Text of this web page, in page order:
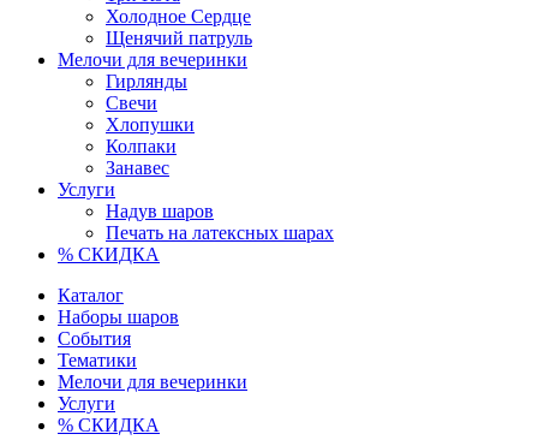
Холодное Сердце
Щенячий патруль
Мелочи для вечеринки
Гирлянды
Свечи
Хлопушки
Колпаки
Занавес
Услуги
Надув шаров
Печать на латексных шарах
% СКИДКА
Каталог
Наборы шаров
События
Тематики
Мелочи для вечеринки
Услуги
% СКИДКА